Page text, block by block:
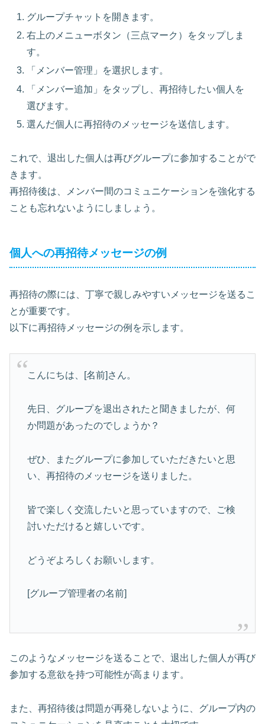
グループチャットを開きます。
右上のメニューボタン（三点マーク）をタップしま
す。
「メンバー管理」を選択します。
「メンバー追加」をタップし、再招待したい個人を
選びます。
選んだ個人に再招待のメッセージを送信します。
これで、退出した個人は再びグループに参加することがで
きます。
再招待後は、メンバー間のコミュニケーションを強化する
ことも忘れないようにしましょう。
個人への再招待メッセージの例
再招待の際には、丁寧で親しみやすいメッセージを送るこ
とが重要です。
以下に再招待メッセージの例を示します。
こんにちは、[名前]さん。
先日、グループを退出されたと聞きましたが、何
か問題があったのでしょうか？
ぜひ、またグループに参加していただきたいと思
い、再招待のメッセージを送りました。
皆で楽しく交流したいと思っていますので、ご検
討いただけると嬉しいです。
どうぞよろしくお願いします。
[グループ管理者の名前]
このようなメッセージを送ることで、退出した個人が再び
参加する意欲を持つ可能性が高まります。
また、再招待後は問題が再発しないように、グループ内の